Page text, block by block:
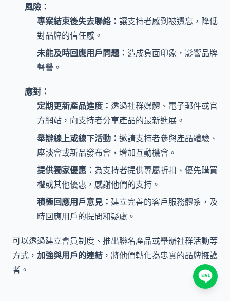
風險：
專案結束後失去聯絡： 讓支持者感到被遺忘，降低
對品牌的信任感。
未能及時回應用戶問題： 造成負面印象，影響品牌
聲譽。
應對：
定期更新產品進度： 透過社群媒體、電子郵件或官
方網站，向支持者分享產品的最新進展。
舉辦線上或線下活動： 邀請支持者參與產品體驗、
座談會或新品發布會，增加互動機會。
提供獨家優惠： 為支持者提供專屬折扣、優先購買
權或其他優惠，感謝他們的支持。
積極回應用戶意見： 建立完善的客戶服務體系，及
時回應用戶的提問和疑慮。
可以透過建立會員制度、推出聯名產品或舉辦社群活動等
方式， 加強與用戶的連結 ，將他們轉化為忠實的品牌擁護
者。